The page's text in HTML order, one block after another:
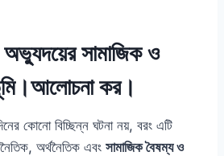
অভ্যুদয়ের সামাজিক ও
কর।
কোনো বিচ্ছিন্ন ঘটনা নয়, বরং এটি
অর্থনৈতিক এবং সামাজিক বৈষম্য ও